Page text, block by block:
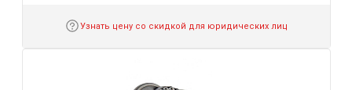
Узнать цену со скидкой для юридических лиц